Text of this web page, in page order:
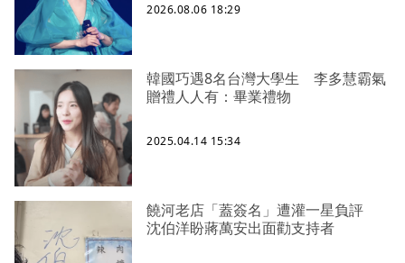
2026.08.06 18:29
韓國巧遇8名台灣大學生 李多慧霸氣
贈禮人人有：畢業禮物
2025.04.14 15:34
饒河老店「蓋簽名」遭灌一星負評
沈伯洋盼蔣萬安出面勸支持者